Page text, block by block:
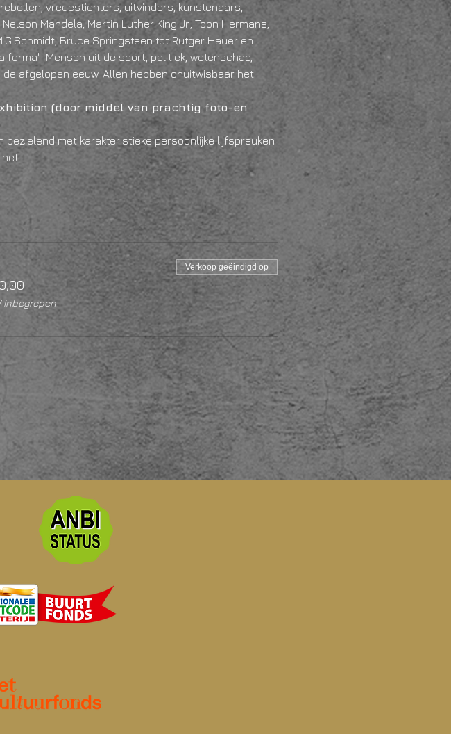
vredestichters, uitvinders, kunstenaars,
Mandela, Martin Luther King Jr., Toon Hermans,
Bruce Springsteen tot Rutger Hauer en
Mensen uit de sport, politiek, wetenschap,
afgelopen eeuw. Allen hebben onuitwisbaar het
(door middel van prachtig foto-en
met karakteristieke persoonlijke lijfspreuken
inbegrepen
Verkoop geëindigd op